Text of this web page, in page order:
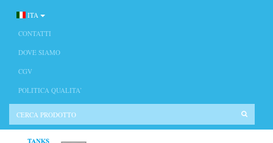
ITA
CONTATTI
DOVE SIAMO
CGV
POLITICA QUALITA’